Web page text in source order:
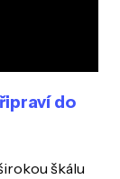
do
škálu